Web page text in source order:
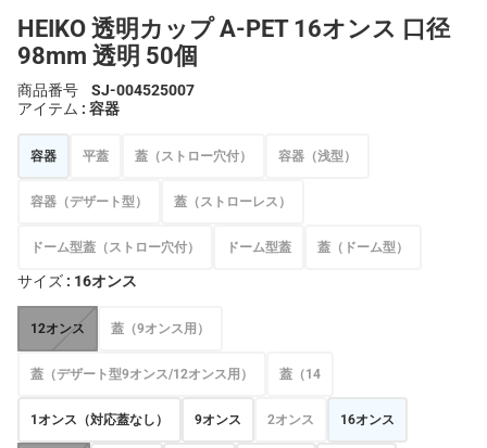
HEIKO 透明カップ A-PET 16オンス 口径
98mm 透明 50個
商品番号
SJ-004525007
アイテム : 容器
容器 容器（浅型）
容器（デザート型）
平蓋
ドーム型蓋（ストロー穴付） ドーム型蓋
蓋（ストロー穴付）
蓋（ドーム型）
蓋（ストローレス）
サイズ : 16オンス
12オンス
2オンス
9オンス
蓋（9オンス用）
蓋（デザート型9オンス/12オンス用） 蓋（14
16オンス
1オンス（対応蓋なし）